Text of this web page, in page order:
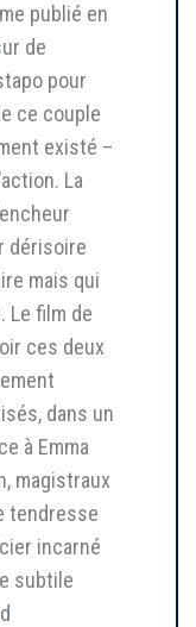
publié en
de
pour
ce couple
existé –
La
dérisoire
mais qui
Le film de
ces deux
dans un
à Emma
magistraux
tendresse
incarné
subtile